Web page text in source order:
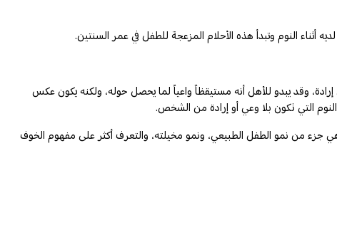
أثناء النوم وتبدأ هذه الأحلام المزعجة للطفل في عمر السنتين.
وقد يبدو للأهل أنه مستيقظاً واعياً لما يحصل حوله، ولكنه يكون عكس
التي تكون بلا وعي أو إرادة من الشخص.
هي جزء من نمو الطفل الطبيعي، ونمو مخيلته، والتعرف أكثر على مفهوم الخوف